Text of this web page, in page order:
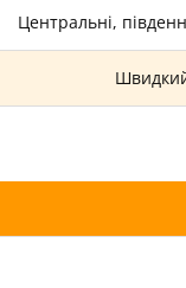
Центральні,